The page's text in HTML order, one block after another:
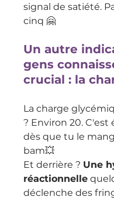
signal de satiété.
cinq 🤗
Un autre
gens
crucial : la
La charge
? Environ 20. C'est
dès que tu le
bam💥
Et derrière ? Une
réactionnelle
déclenche des